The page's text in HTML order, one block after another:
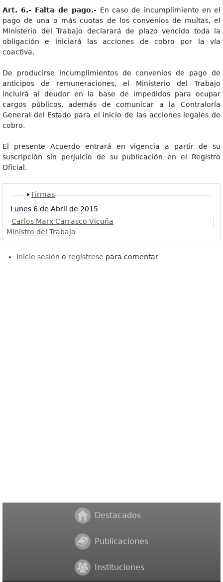
Art. 6.- Falta de pago.- En caso de incumplimiento en el
pago de una o más cuotas de los convenios de multas, el
Ministerio del Trabajo declarará de plazo vencido toda la
obligación e iniciará las acciones de cobro por la vía
coactiva.
De producirse incumplimientos de convenios de pago de
anticipos de remuneraciones, el Ministerio del Trabajo
incluirá al deudor en la base de impedidos para ocupar
cargos públicos, además de comunicar a la Contraloría
General del Estado para el inicio de las acciones legales de
cobro.
El presente Acuerdo entrará en vigencia a partir de su
suscripción sin perjuicio de su publicación en el Registro
Oficial.
Mostrar
Firmas
Lunes 6 de Abril de 2015
Carlos Marx Carrasco Vicuña
Ministro del Trabajo
Inicie sesión o regístrese para comentar
Destacados
Publicaciones
Instituciones